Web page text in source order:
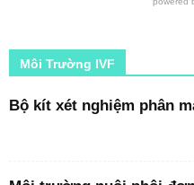
Môi Trường IVF
Bộ kít xét nghiệm phân